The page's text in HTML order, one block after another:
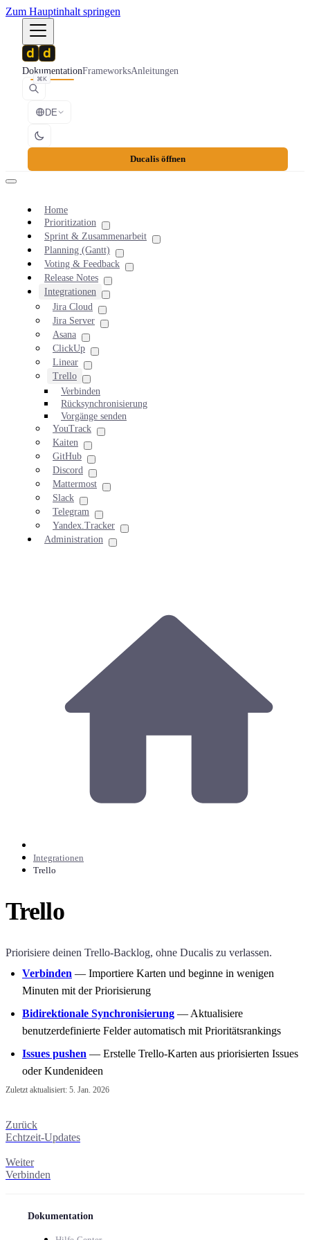
Zum Hauptinhalt springen
DokumentationFrameworksAnleitungen
⌘K
DE
Ducalis öffnen
Home
Prioritization
Sprint & Zusammenarbeit
Planning (Gantt)
Voting & Feedback
Release Notes
Integrationen
Jira Cloud
Jira Server
Asana
ClickUp
Linear
Trello
Verbinden
Rücksynchronisierung
Vorgänge senden
YouTrack
Kaiten
GitHub
Discord
Mattermost
Slack
Telegram
Yandex.Tracker
Administration
Integrationen
Trello
Trello
Priorisiere deinen Trello-Backlog, ohne Ducalis zu verlassen.
Verbinden — Importiere Karten und beginne in wenigen
Minuten mit der Priorisierung
Bidirektionale Synchronisierung — Aktualisiere
benutzerdefinierte Felder automatisch mit Prioritätsrankings
Issues pushen — Erstelle Trello-Karten aus priorisierten Issues
oder Kundenideen
Zuletzt aktualisiert: 5. Jan. 2026
Zurück
Echtzeit-Updates
Weiter
Verbinden
Dokumentation